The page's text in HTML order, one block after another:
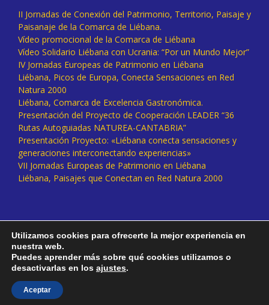
II Jornadas de Conexión del Patrimonio, Territorio, Paisaje y
Paisanaje de la Comarca de Liébana.
Vídeo promocional de la Comarca de Liébana
Vídeo Solidario Liébana con Ucrania: “Por un Mundo Mejor”
IV Jornadas Europeas de Patrimonio en Liébana
Liébana, Picos de Europa, Conecta Sensaciones en Red
Natura 2000
Liébana, Comarca de Excelencia Gastronómica.
Presentación del Proyecto de Cooperación LEADER “36
Rutas Autoguiadas NATUREA-CANTABRIA”
Presentación Proyecto: «Liébana conecta sensaciones y
generaciones interconectando experiencias»
VII Jornadas Europeas de Patrimonio en Liébana
Liébana, Paisajes que Conectan en Red Natura 2000
Utilizamos cookies para ofrecerte la mejor experiencia en
nuestra web.
Puedes aprender más sobre qué cookies utilizamos o
desactivarlas en los ajustes.
Aceptar